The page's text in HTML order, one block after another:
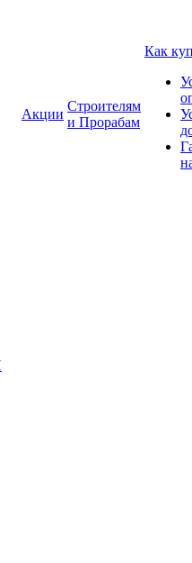
Акции
Строителям
и Прорабам
Как